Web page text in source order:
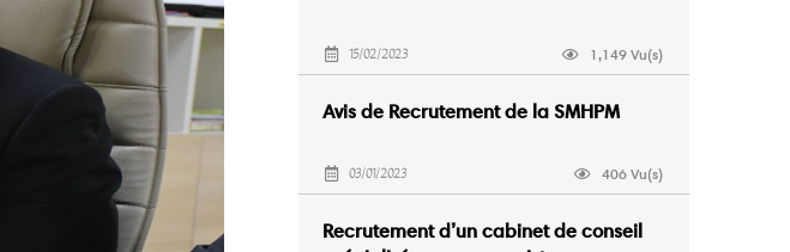
15/02/2023 1,149 Vu(s)
Avis de Recrutement de la SMHPM
03/01/2023 406 Vu(s)
Recrutement d’un cabinet de conseil